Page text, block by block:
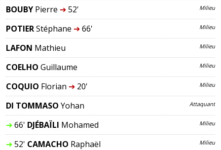
BOUBY Pierre ➔52' Milieu
POTIERStéphane ➔66' Milieu
LAFON Mathieu Milieu
COELHO Guillaume Milieu
COQUIO Florian ➔20' Milieu
DI TOMMASO Yohan Attaquant
➔66' DJÉBAÏLI Mohamed Milieu
➔52' CAMACHO Raphaël Milieu